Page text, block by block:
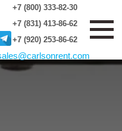
+7 (800) 333-82-30
+7 (831) 413-86-62
+7 (920) 253-86-62
@carlsonrent.com